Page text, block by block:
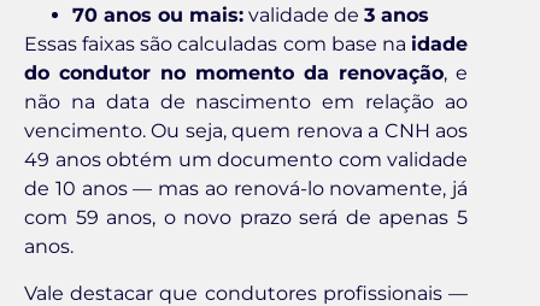
70 anos ou mais: validade de 3 anos
Essas faixas são calculadas com base na idade
do condutor no momento da renovação, e
não na data de nascimento em relação ao
vencimento. Ou seja, quem renova a CNH aos
49 anos obtém um documento com validade
de 10 anos — mas ao renová-lo novamente, já
com 59 anos, o novo prazo será de apenas 5
anos.
Vale destacar que condutores profissionais —